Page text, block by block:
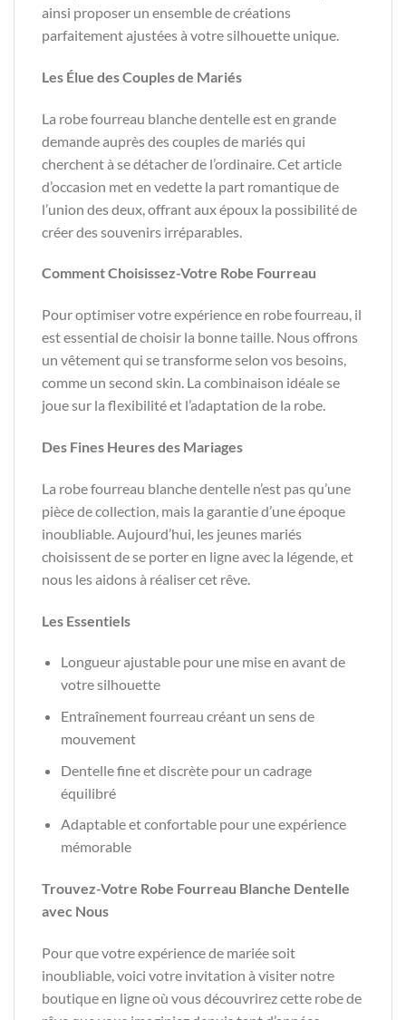
ainsi proposer un ensemble de créations
parfaitement ajustées à votre silhouette unique.
Les Élue des Couples de Mariés
La robe fourreau blanche dentelle est en grande
demande auprès des couples de mariés qui
cherchent à se détacher de l’ordinaire. Cet article
d’occasion met en vedette la part romantique de
l’union des deux, offrant aux époux la possibilité de
créer des souvenirs irréparables.
Comment Choisissez-Votre Robe Fourreau
Pour optimiser votre expérience en robe fourreau, il
est essential de choisir la bonne taille. Nous offrons
un vêtement qui se transforme selon vos besoins,
comme un second skin. La combinaison idéale se
joue sur la flexibilité et l’adaptation de la robe.
Des Fines Heures des Mariages
La robe fourreau blanche dentelle n’est pas qu’une
pièce de collection, mais la garantie d’une époque
inoubliable. Aujourd’hui, les jeunes mariés
choisissent de se porter en ligne avec la légende, et
nous les aidons à réaliser cet rêve.
Les Essentiels
Longueur ajustable pour une mise en avant de
votre silhouette
Entraînement fourreau créant un sens de
mouvement
Dentelle fine et discrète pour un cadrage
équilibré
Adaptable et confortable pour une expérience
mémorable
Trouvez-Votre Robe Fourreau Blanche Dentelle
avec Nous
Pour que votre expérience de mariée soit
inoubliable, voici votre invitation à visiter notre
boutique en ligne où vous découvrirez cette robe de